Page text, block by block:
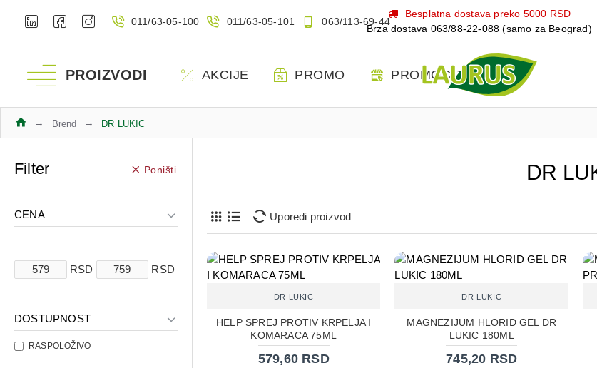
011/63-05-100 011/63-05-101 063/113-69-44
Besplatna dostava preko 5000 RSD
Brza dostava 063/88-22-088 (samo za Beograd)
PROIZVODI AKCIJE PROMO PROMOCIJE
Brend DR LUKIC
Filter Poništi
CENA
RSD RSD
DOSTUPNOST
RASPOLOŽIVO
DR
Uporedi proizvod
DR LUKIC
HELP SPREJ PROTIV KRPELJA I
KOMARACA 75ML
579,60 RSD
DR LUKIC
MAGNEZIJUM HLORID GEL DR
LUKIC 180ML
745,20 RSD